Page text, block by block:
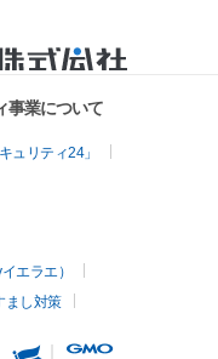
事業について
ュリティ24」
エラエ）
まし対策